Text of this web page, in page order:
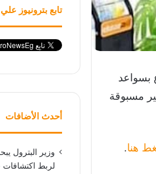
بسواعد
مسبوقة
هنا.
تابع بترونيوز علي
أحدث الأضافات
وزير البترول
لربط اكتشافات